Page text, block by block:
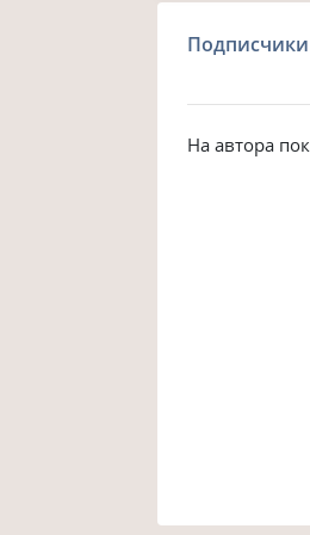
Подписчики
На автора